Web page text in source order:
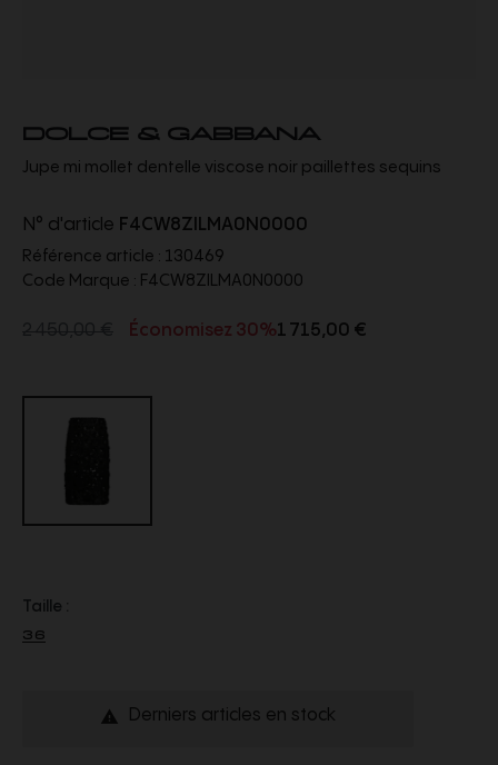
DOLCE & GABBANA
Jupe mi mollet dentelle viscose noir paillettes sequins
N° d'article F4CW8ZILMA0N0000
Référence article : 130469
Code Marque : F4CW8ZILMA0N0000
Économisez 30%1 715,00 €
Taille :
36
 Derniers articles en stock